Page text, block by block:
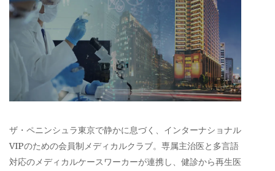
ザ・ペニンシュラ東京で静かに息づく、インターナショナル
VIPのための会員制メディカルクラブ。専属主治医と多言語
対応のメディカルケースワーカーが連携し、健診から再生医